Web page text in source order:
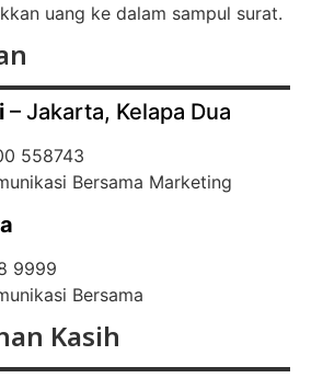
uang ke dalam sampul surat.
– Jakarta, Kelapa Dua
558743
Bersama Marketing
9999
Bersama
Kasih